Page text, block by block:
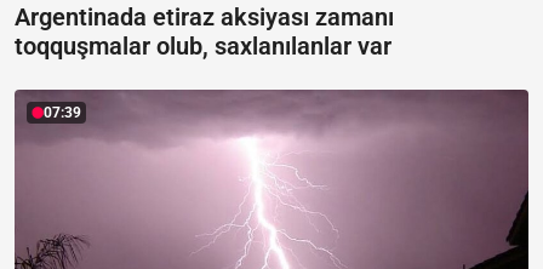
Argentinada etiraz aksiyası zamanı
toqquşmalar olub, saxlanılanlar var
07:39